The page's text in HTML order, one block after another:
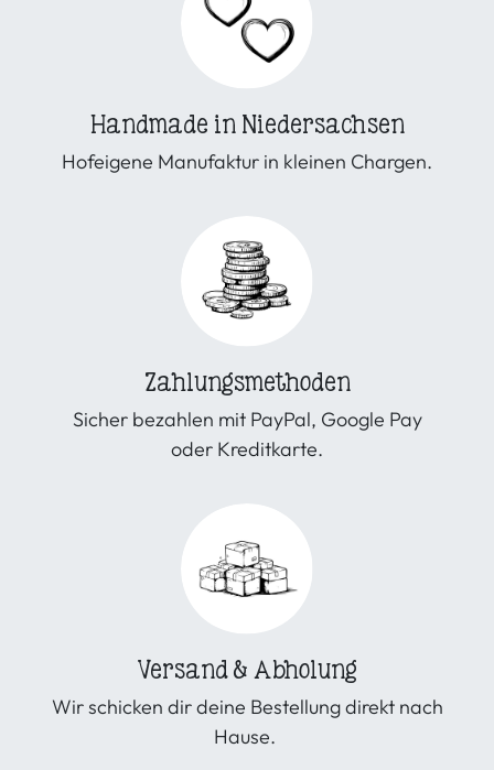
Handmade in Niedersachsen
Hofeigene Manufaktur in kleinen Chargen.
Zahlungsmethoden
Sicher bezahlen mit PayPal, Google Pay
oder Kreditkarte.
Versand & Abholung
Wir schicken dir deine Bestellung direkt nach
Hause.